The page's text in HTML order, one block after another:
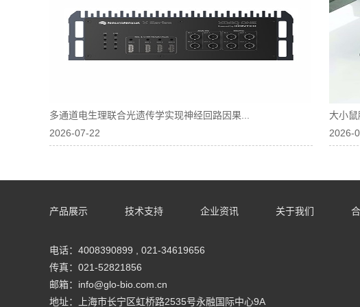
多通道电生理联合光遗传学实现神经回路因果...
2026-07-22
大小鼠
2026-
产品展示 技术支持 企业资讯 关于我们
电话：4008390899 , 021-34619656
传真：021-52821856
邮箱：info@glo-bio.com.cn
地址：上海市长宁区虹桥路2535号永融国际中心9A